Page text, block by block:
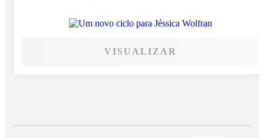
VISUALIZAR